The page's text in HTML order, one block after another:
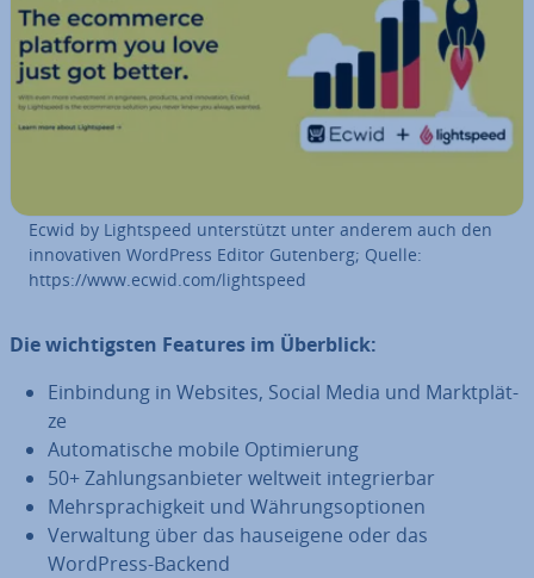
Ecwid by Lightspeed un­ter­stützt unter anderem auch den
in­no­va­ti­ven WordPress Editor Gutenberg; Quelle:
https://www.ecwid.com/lightspeed
Die wich­tigs­ten Features im Überblick:
Ein­bin­dung in Websites, Social Media und Markt­plät­
ze
Au­to­ma­ti­sche mobile Op­ti­mie­rung
50+ Zah­lungs­an­bie­ter weltweit in­te­grier­bar
Mehr­spra­chig­keit und Wäh­rungs­op­tio­nen
Ver­wal­tung über das haus­ei­ge­ne oder das
WordPress-Backend